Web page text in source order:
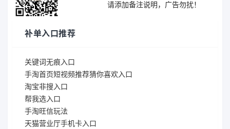
请添加备注说明，广告勿扰！
补单入口推荐
关键词无痕入口
手淘首页短视频推荐猜你喜欢入口
淘宝非搜入口
帮我选入口
手淘旺信玩法
天猫营业厅手机卡入口